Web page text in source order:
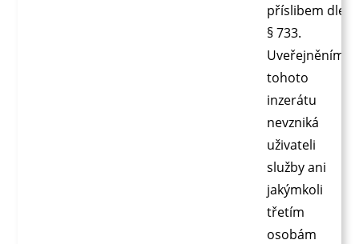
příslibem dle
§ 733.
Uveřejněním
tohoto
inzerátu
nevzniká
uživateli
služby ani
jakýmkoli
třetím
osobám